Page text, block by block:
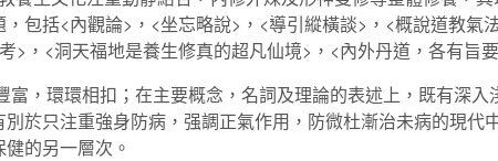
包括<內觀論>，<坐忘略說>，<導引縱橫談>，<概說道教氣
>，<洞天福地是養生修真的超凡仙境>，<內外丹道，各有旨
，環環相扣；在主要概念，名詞及理論的表述上，既有深
於只注重強身防病，强調正氣作用，防微杜漸治未病的現
的另一層次。